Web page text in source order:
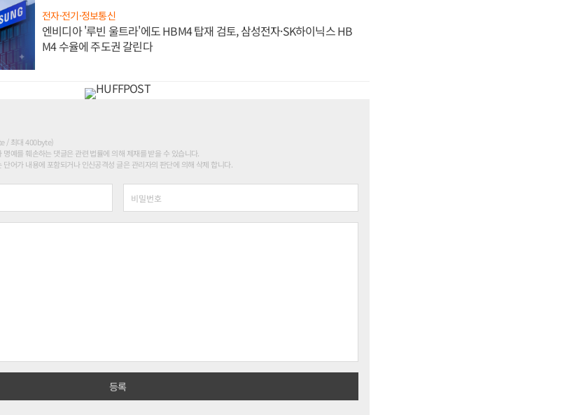
전자·전기·정보통신
엔비디아 '루빈 울트라'에도 HBM4 탑재 검토, 삼성전자·SK하이닉스 HB
M4 수율에 주도권 갈린다
/ 최대 400byte)
예를 훼손하는 댓글은 관련 법률에 의해 제재를 받을 수 있습니다.
어가 내용에 포함되거나 인신공격성 글은 관리자의 판단에 의해 삭제 합니다.